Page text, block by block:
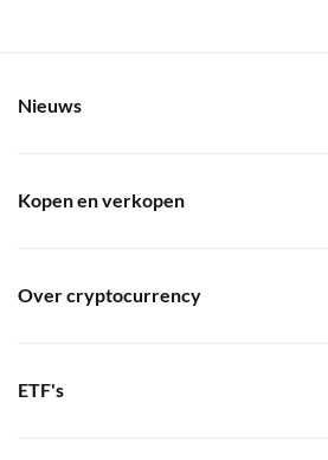
Nieuws
Kopen en verkopen
Over cryptocurrency
ETF's